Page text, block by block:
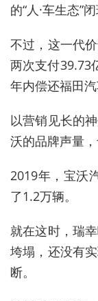
的“人·车生态”闭
不过，这一代
两次支付39.73
年内偿还福田
以营销见长的
沃的品牌声量
2019年，宝沃
了1.2万辆。
就在这时，瑞
垮塌，还没有
断。